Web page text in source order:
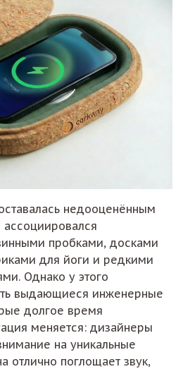
недооценённым
пробками, досками
для йоги и редкими
Однако у этого
выдающиеся инженерные
долгое время
меняется: дизайнеры
на уникальные
отлично поглощает звук,